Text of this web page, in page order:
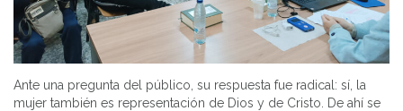
Ante una pregunta del público, su respuesta fue radical: sí, la
mujer también es representación de Dios y de Cristo. De ahí se